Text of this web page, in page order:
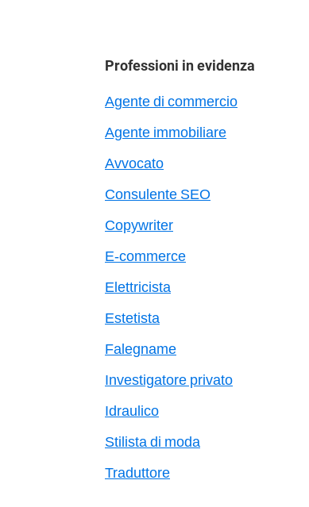
Professioni in evidenza
Agente di commercio
Agente immobiliare
Avvocato
Consulente SEO
Copywriter
E-commerce
Elettricista
Estetista
Falegname
Investigatore privato
Idraulico
Stilista di moda
Traduttore